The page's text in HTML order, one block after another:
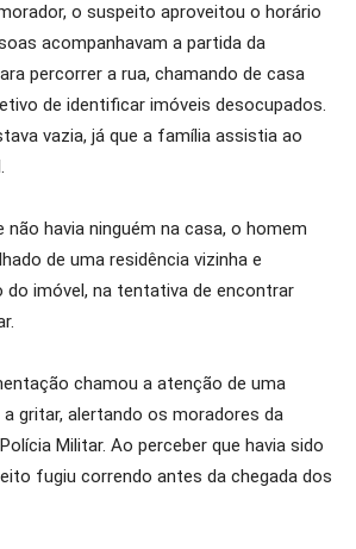
o suspeito aproveitou o horário
acompanhavam a partida da
percorrer a rua, chamando de casa
de identificar imóveis desocupados.
vazia, já que a família assistia ao
havia ninguém na casa, o homem
de uma residência vizinha e
do imóvel, na tentativa de encontrar
chamou a atenção de uma
a gritar, alertando os moradores da
Militar. Ao perceber que havia sido
fugiu correndo antes da chegada dos